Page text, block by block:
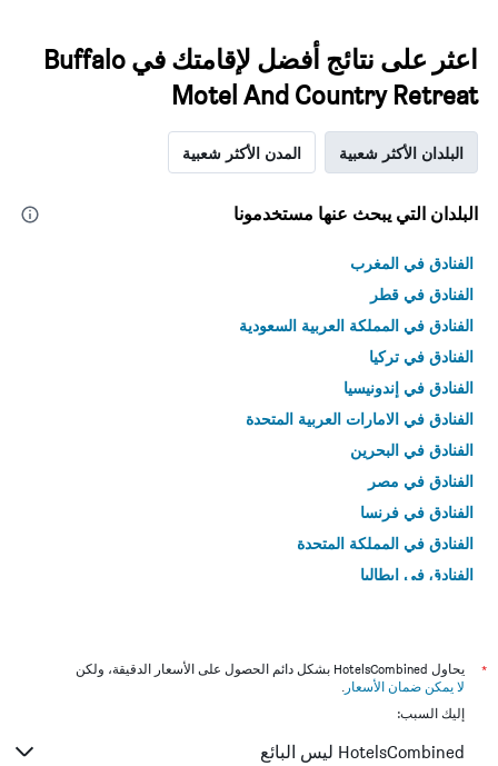
اعثر على نتائج أفضل لإقامتك في Buffalo
Motel And Country Retreat
البلدان الأكثر شعبية المدن الأكثر شعبية
البلدان التي يبحث عنها مستخدمونا
الفنادق في المغرب
الفنادق في قطر
الفنادق في المملكة العربية السعودية
الفنادق في تركيا
الفنادق في إندونيسيا
الفنادق في الامارات العربية المتحدة
الفنادق في البحرين
الفنادق في مصر
الفنادق في فرنسا
الفنادق في المملكة المتحدة
الفنادق في إيطاليا
*
يحاول HotelsCombined بشكل دائم الحصول على الأسعار الدقيقة، ولكن
لا يمكن ضمان الأسعار .
إليك السبب:
HotelsCombined ليس البائع